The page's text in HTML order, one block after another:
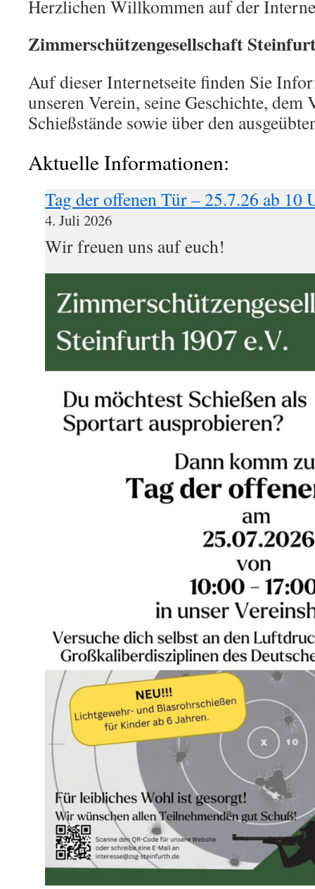
Herzlichen Willkommen auf der
Zimmerschützengesellschaft
Auf dieser Internetseite finden Sie
unseren Verein, seine Geschichte, dem
Schießstände sowie über den
Aktuelle Informationen:
Tag der offenen Tür – 25.7.26 ab 10
4. Juli 2026
Wir freuen uns auf euch!